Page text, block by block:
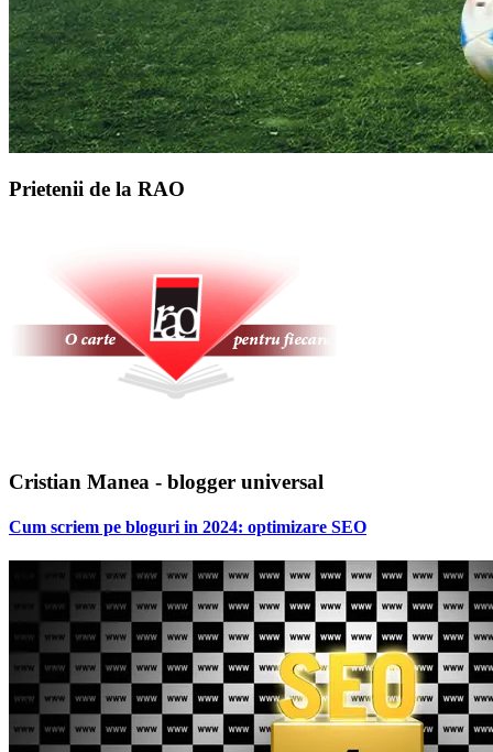
Prietenii de la RAO
Cristian Manea - blogger universal
Cum scriem pe bloguri in 2024: optimizare SEO